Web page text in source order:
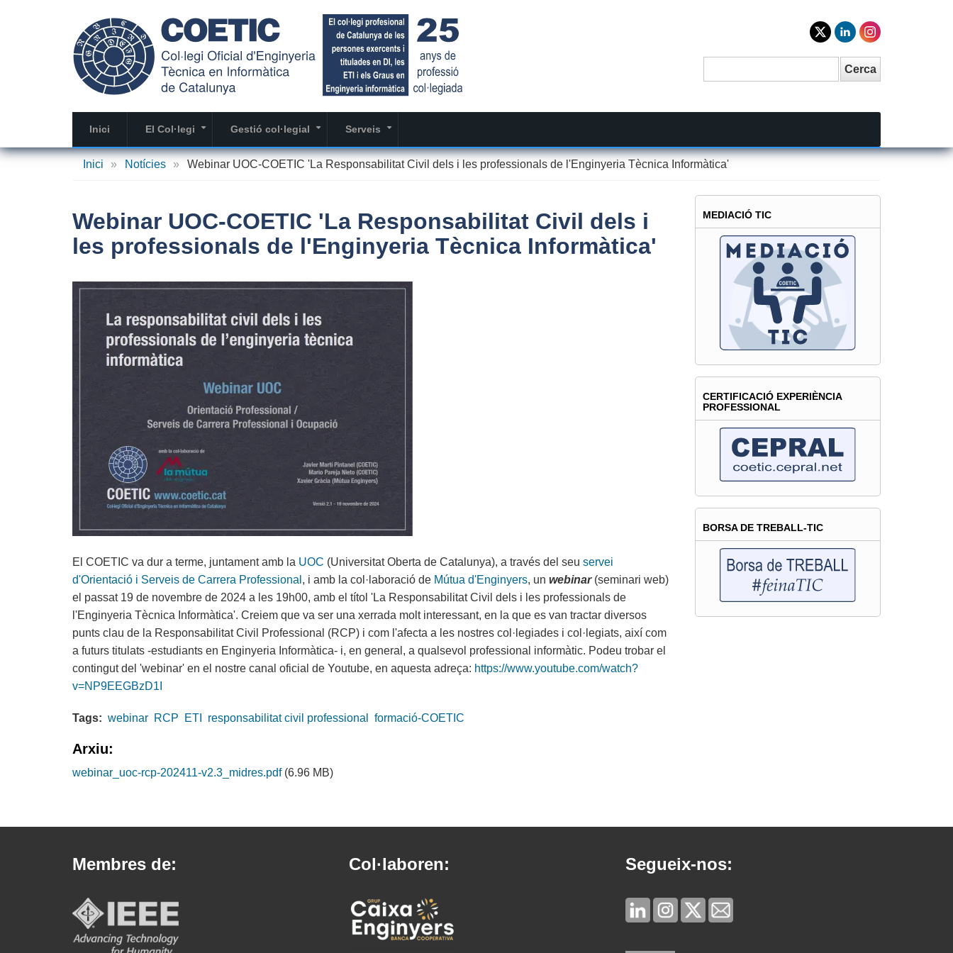
Cerca
Inici El Col·legi Gestió col·legial Serveis
Inici » Notícies » Webinar UOC-COETIC 'La Responsabilitat Civil dels i les professionals de l'Enginyeria Tècnica Informàtica'
Webinar UOC-COETIC 'La Responsabilitat Civil dels i
les professionals de l'Enginyeria Tècnica Informàtica'
El COETIC va dur a terme, juntament amb la UOC (Universitat Oberta de Catalunya), a través del seu servei
d'Orientació i Serveis de Carrera Professional , i amb la col·laboració de Mútua d'Enginyers, un webinar(seminari web)
el passat 19 de novembre de 2024 a les 19h00, amb el títol 'La Responsabilitat Civil dels i les professionals de
l'Enginyeria Tècnica Informàtica'. Creiem que va ser una xerrada molt interessant, en la que es van tractar diversos
punts clau de la Responsabilitat Civil Professional (RCP) i com l'afecta a les nostres col·legiades i col·legiats, així com
a futurs titulats -estudiants en Enginyeria Informàtica- i, en general, a qualsevol professional informàtic. Podeu trobar el
contingut del 'webinar' en el nostre canal oficial de Youtube, en aquesta adreça: https://www.youtube.com/watch?
v=NP9EEGBzD1I
Tags: webinar RCP ETI responsabilitat civil professional formació-COETIC
Arxiu:
webinar_uoc-rcp-202411-v2.3_midres.pdf (6.96 MB)
MEDIACIÓ TIC
CERTIFICACIÓ EXPERIÈNCIA
PROFESSIONAL
BORSA DE TREBALL-TIC
Membres de: Col·laboren: Segueix-nos: